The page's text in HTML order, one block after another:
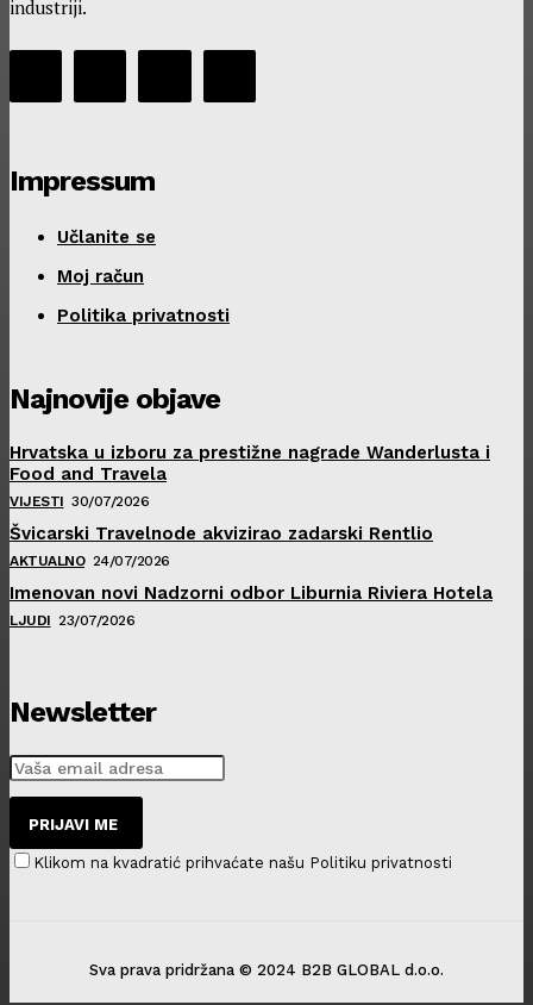
industriji.
Impressum
Učlanite se
Moj račun
Politika privatnosti
Najnovije objave
Hrvatska u izboru za prestižne nagrade Wanderlusta i
Food and Travela
VIJESTI 30/07/2026
Švicarski Travelnode akvizirao zadarski Rentlio
AKTUALNO 24/07/2026
Imenovan novi Nadzorni odbor Liburnia Riviera Hotela
LJUDI 23/07/2026
Newsletter
PRIJAVI ME
Klikom na kvadratić prihvaćate našu Politiku privatnosti
Sva prava pridržana © 2024 B2B GLOBAL d.o.o.